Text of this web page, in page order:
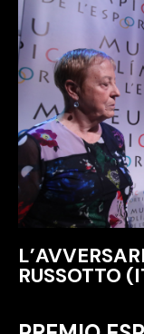
RUSSOTTO